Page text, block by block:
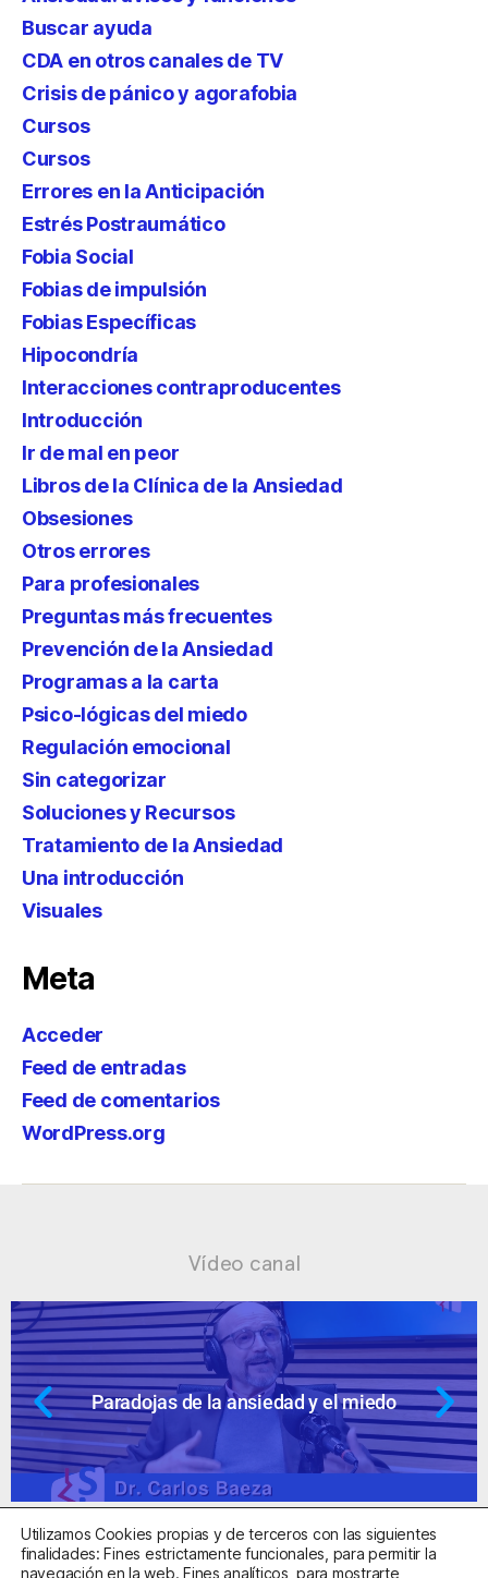
Buscar ayuda
CDA en otros canales de TV
Crisis de pánico y agorafobia
Cursos
Cursos
Errores en la Anticipación
Estrés Postraumático
Fobia Social
Fobias de impulsión
Fobias Específicas
Hipocondría
Interacciones contraproducentes
Introducción
Ir de mal en peor
Libros de la Clínica de la Ansiedad
Obsesiones
Otros errores
Para profesionales
Preguntas más frecuentes
Prevención de la Ansiedad
Programas a la carta
Psico-lógicas del miedo
Regulación emocional
Sin categorizar
Soluciones y Recursos
Tratamiento de la Ansiedad
Una introducción
Visuales
Meta
Acceder
Feed de entradas
Feed de comentarios
WordPress.org
Vídeo canal
y el miedo Ansiedad:
Utilizamos Cookies propias y de terceros con las siguientes
finalidades: Fines estrictamente funcionales, para permitir la
navegación en la web. Fines analíticos, para mostrarte